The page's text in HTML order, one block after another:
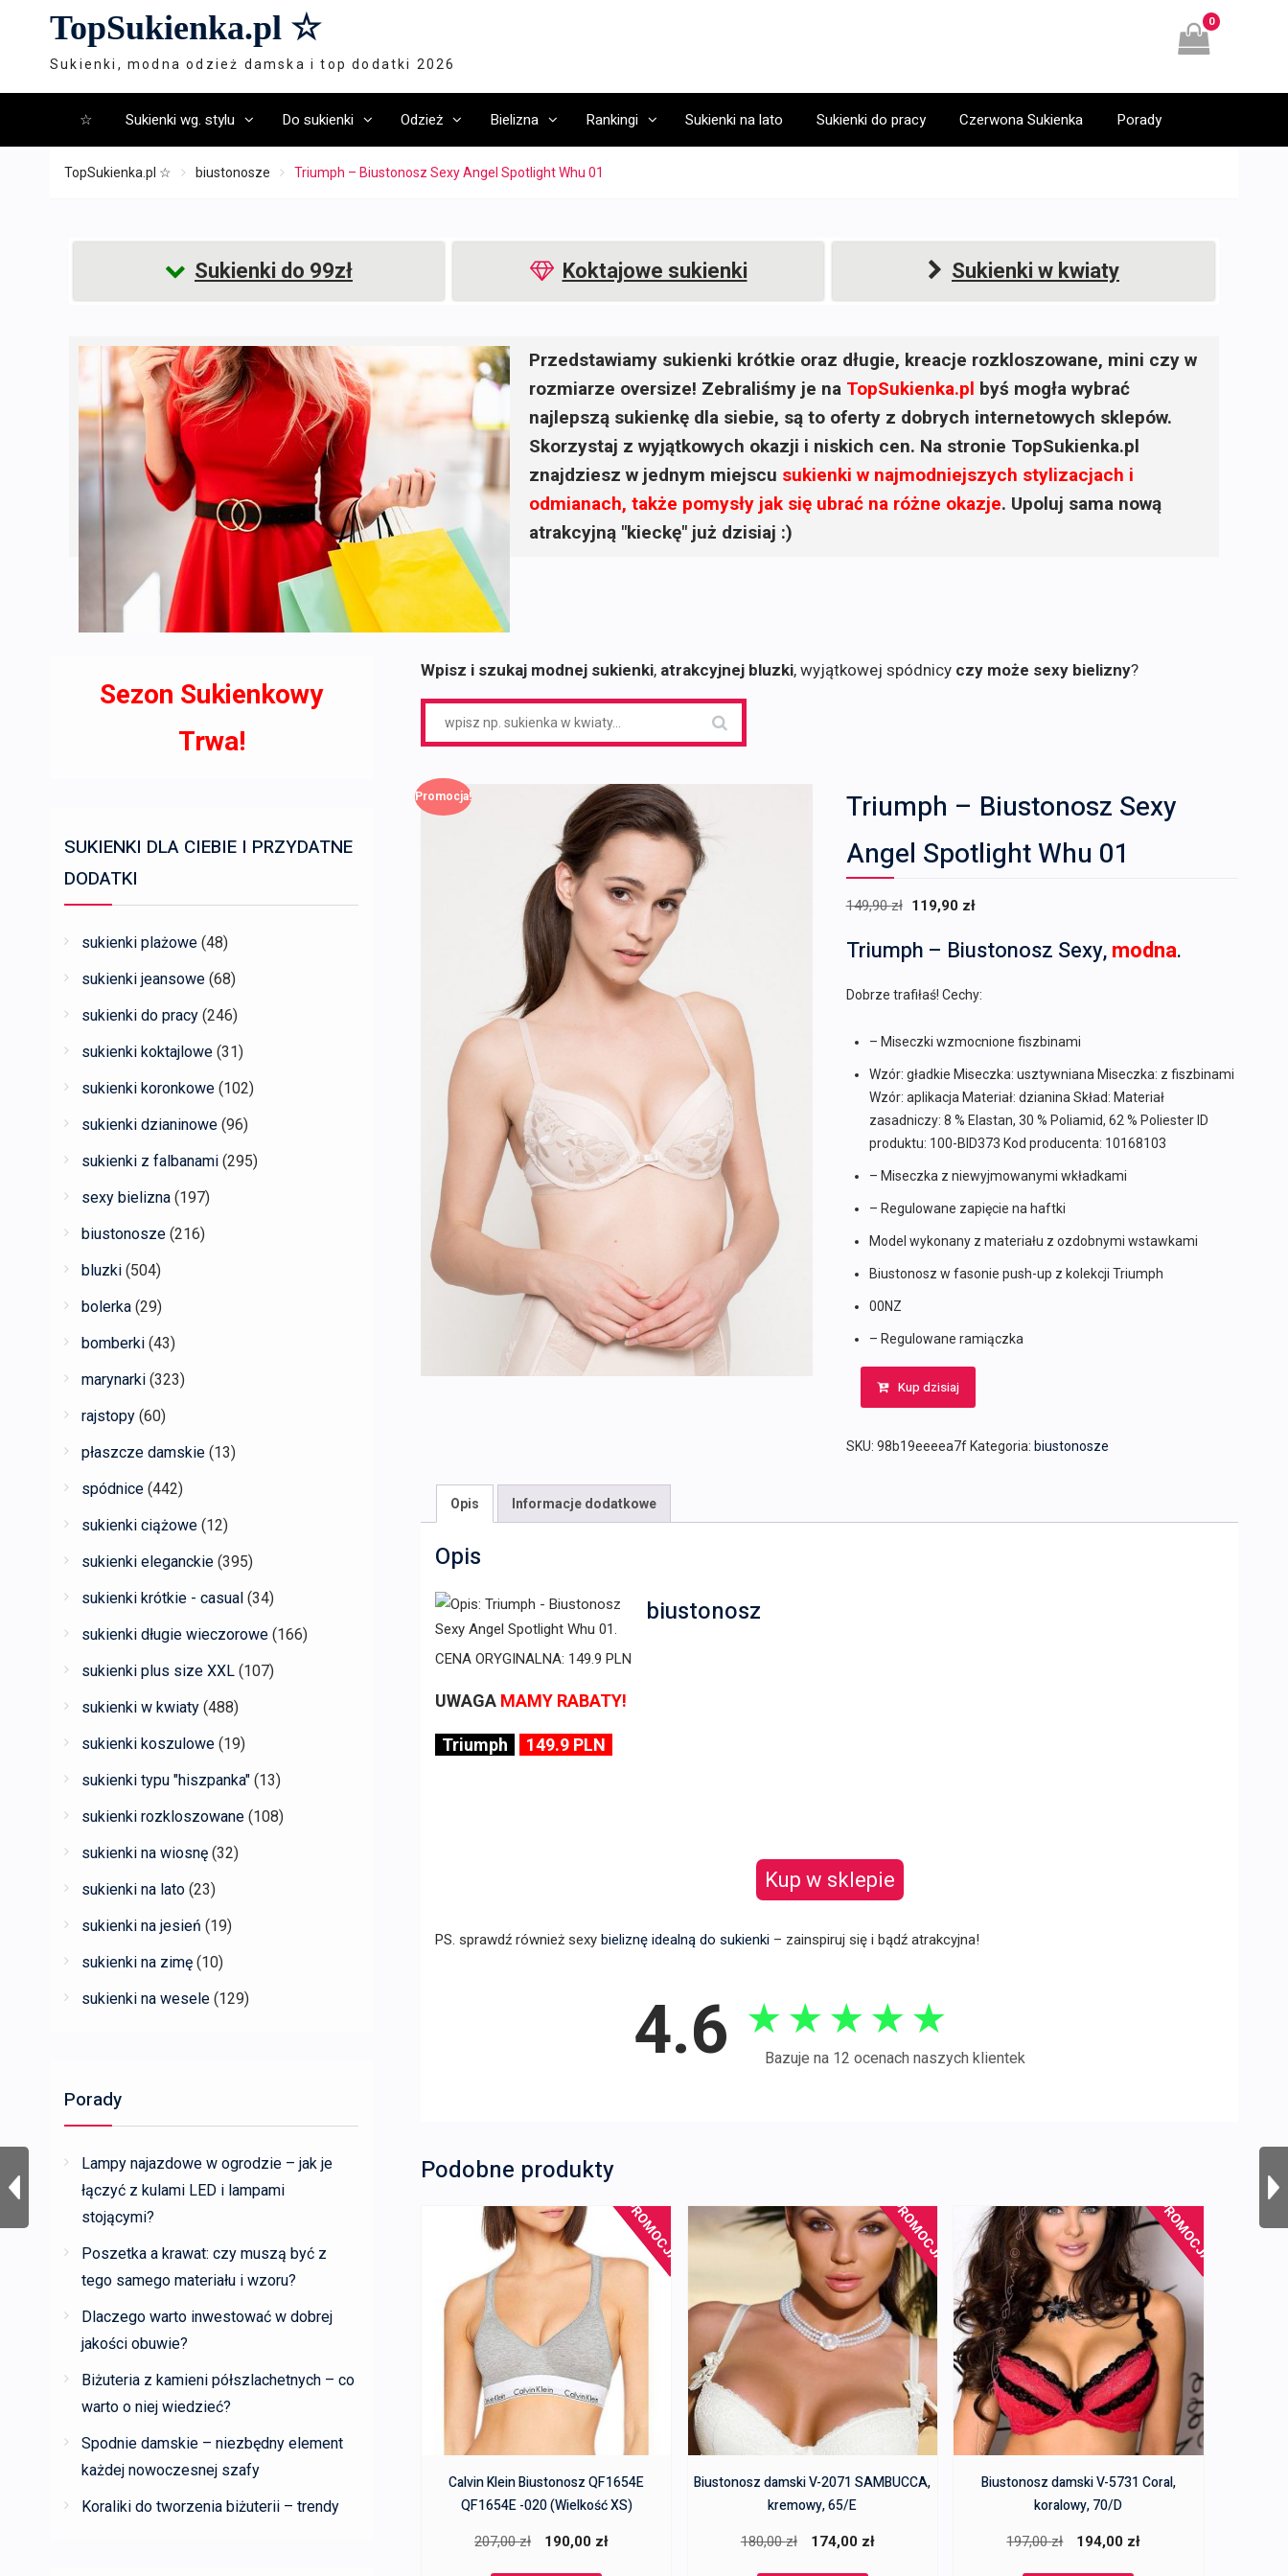
TopSukienka.pl ☆
Sukienki, modna odzież damska i top dodatki 2026
0
☆ Sukienki wg. stylu Do sukienki Odzież Bielizna Rankingi Sukienki na lato Sukienki do pracy Czerwona Sukienka Porady
TopSukienka.pl ☆ biustonosze Triumph – Biustonosz Sexy Angel Spotlight Whu 01
Sukienki do 99zł Koktajowe sukienki Sukienki w kwiaty
Przedstawiamy sukienki krótkie oraz długie, kreacje rozkloszowane, mini czy w
rozmiarze oversize! Zebraliśmy je na TopSukienka.pl byś mogła wybrać
najlepszą sukienkę dla siebie, są to oferty z dobrych internetowych sklepów.
Skorzystaj z wyjątkowych okazji i niskich cen. Na stronie TopSukienka.pl
znajdziesz w jednym miejscu sukienki w najmodniejszych stylizacjach i
odmianach, także pomysły jak się ubrać na różne okazje. Upoluj sama nową
atrakcyjną "kieckę" już dzisiaj :)
Wpisz i szukaj modnej sukienki, atrakcyjnej bluzki, wyjątkowej spódnicy czy może sexy bielizny?
Promocja!
Triumph – Biustonosz Sexy
Angel Spotlight Whu 01
149,90zł Pierwotna
wynosiła:
119,90 zł
wynosi:
Triumph – Biustonosz Sexy,modna.
Dobrze trafiłaś! Cechy:
– Miseczki wzmocnione fiszbinami
Wzór: gładkie Miseczka: usztywniana Miseczka: z fiszbinami
Wzór: aplikacja Materiał: dzianina Skład: Materiał
zasadniczy: 8 % Elastan, 30 % Poliamid, 62 % Poliester ID
produktu: 100-BID373 Kod producenta: 10168103
– Miseczka z niewyjmowanymi wkładkami
– Regulowane zapięcie na haftki
Model wykonany z materiału z ozdobnymi wstawkami
Biustonosz w fasonie push-up z kolekcji Triumph
00NZ
– Regulowane ramiączka
Kup dzisiaj
SKU: 98b19eeeea7f Kategoria: biustonosze
Opis Informacje dodatkowe
Opis
biustonosz
CENA ORYGINALNA: 149.9 PLN
UWAGA MAMY RABATY!
Triumph 149.9 PLN
Kup w sklepie
PS. sprawdź również sexy bieliznę idealną do sukienki – zainspiruj się i bądź atrakcyjna!
4.6 ★ ★ ★ ★ ★
Bazuje na 12 ocenach naszych klientek
Podobne produkty
PROMOCJA!
Calvin Klein Biustonosz QF1654E
QF1654E -020 (Wielkość XS)
207,00zł
Pierwotna
190,00 zł
PROMOCJA!
Biustonosz damski V-2071 SAMBUCCA,
kremowy, 65/E
180,00zł
Pierwotna
174,00 zł
PROMOCJA!
Biustonosz damski V-5731 Coral,
koralowy, 70/D
197,00zł
Pierwotna
194,00 zł
Sezon Sukienkowy
Trwa!
SUKIENKI DLA CIEBIE I PRZYDATNE
DODATKI
sukienki plażowe (48)
sukienki jeansowe (68)
sukienki do pracy (246)
sukienki koktajlowe (31)
sukienki koronkowe (102)
sukienki dzianinowe (96)
sukienki z falbanami (295)
sexy bielizna (197)
biustonosze (216)
bluzki (504)
bolerka (29)
bomberki (43)
marynarki (323)
rajstopy (60)
płaszcze damskie (13)
spódnice (442)
sukienki ciążowe (12)
sukienki eleganckie (395)
sukienki krótkie - casual (34)
sukienki długie wieczorowe (166)
sukienki plus size XXL (107)
sukienki w kwiaty (488)
sukienki koszulowe (19)
sukienki typu "hiszpanka" (13)
sukienki rozkloszowane (108)
sukienki na wiosnę (32)
sukienki na lato (23)
sukienki na jesień (19)
sukienki na zimę (10)
sukienki na wesele (129)
Porady
Lampy najazdowe w ogrodzie – jak je
łączyć z kulami LED i lampami
stojącymi?
Poszetka a krawat: czy muszą być z
tego samego materiału i wzoru?
Dlaczego warto inwestować w dobrej
jakości obuwie?
Biżuteria z kamieni półszlachetnych – co
warto o niej wiedzieć?
Spodnie damskie – niezbędny element
każdej nowoczesnej szafy
Koraliki do tworzenia biżuterii – trendy